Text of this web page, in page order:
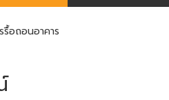
รื้อถอนอาคาร